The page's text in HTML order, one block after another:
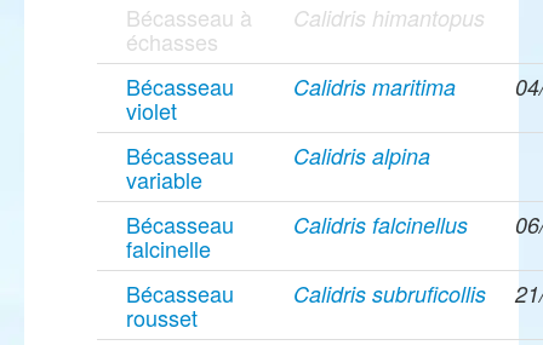
Bécasseau à
échasses
Calidris himantopus
Bécasseau
violet
Calidris maritima
Bécasseau
variable
Calidris alpina
Bécasseau
falcinelle
Calidris falcinellus
Bécasseau
rousset
Calidris subruficollis